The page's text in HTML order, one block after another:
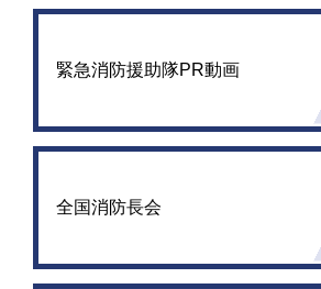
緊急消防援助隊PR動画
全国消防長会